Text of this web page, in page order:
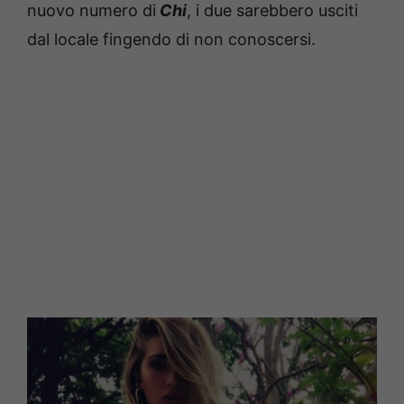
nuovo numero di Chi, i due sarebbero usciti
dal locale fingendo di non conoscersi.